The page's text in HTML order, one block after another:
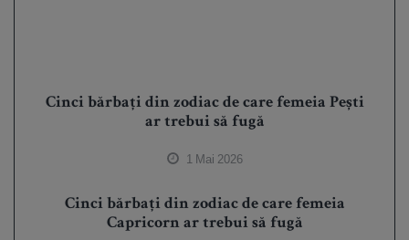
Cinci bărbați din zodiac de care femeia Pești
ar trebui să fugă
1 Mai 2026
Cinci bărbați din zodiac de care femeia
Capricorn ar trebui să fugă